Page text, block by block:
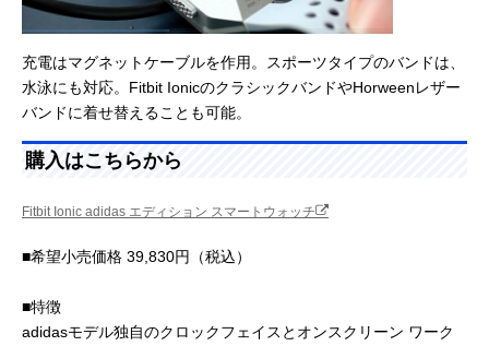
充電はマグネットケーブルを作用。スポーツタイプのバンドは、
水泳にも対応。Fitbit IonicのクラシックバンドやHorweenレザー
バンドに着せ替えることも可能。
購入はこちらから
Fitbit Ionic adidas エディション スマートウォッチ
■希望小売価格 39,830円（税込）
■特徴
adidasモデル独自のクロックフェイスとオンスクリーン ワーク